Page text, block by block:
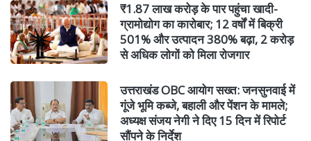
₹1.87 लाख करोड़ के पार पहुंचा खादी-
ग्रामोद्योग का कारोबार; 12 वर्षों में बिक्री
501% और उत्पादन 380% बढ़ा, 2 करोड़
से अधिक लोगों को मिला रोजगार
उत्तराखंड OBC आयोग सख्त: जनसुनवाई में
गूंजे भूमि कब्जे, बहाली और पेंशन के मामले;
अध्यक्ष संजय नेगी ने दिए 15 दिन में रिपोर्ट
सौंपने के निर्देश